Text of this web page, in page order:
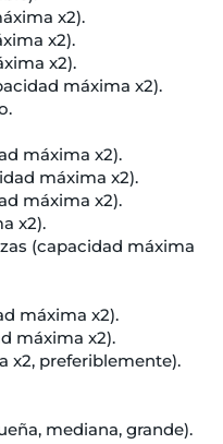
x2).
x2).
x2).
máxima x2).
máxima x2).
máxima x2).
máxima x2).
x2).
(capacidad máxima
máxima x2).
máxima x2).
x2, preferiblemente).
mediana, grande).